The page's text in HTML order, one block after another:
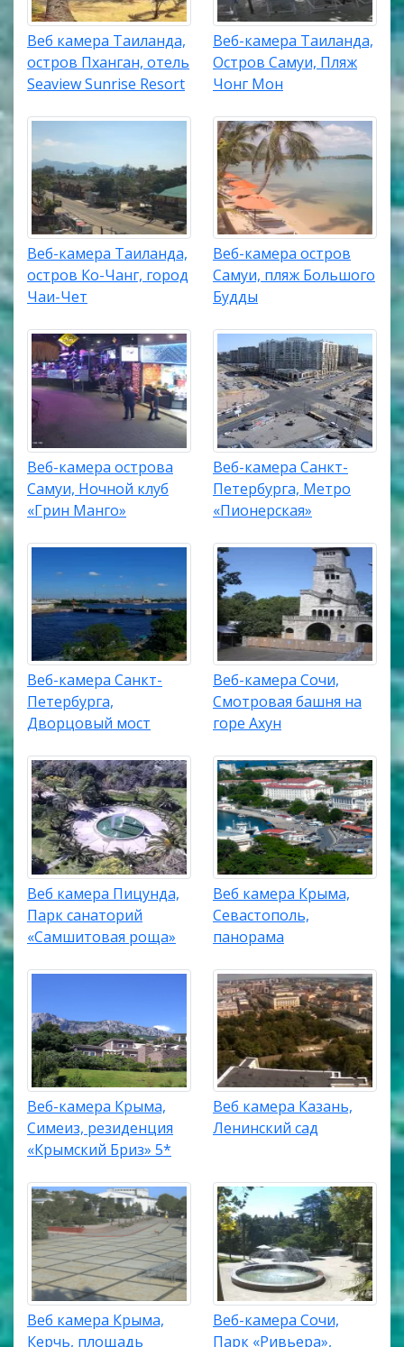
Веб камера Таиланда,
остров Пханган, отель
Seaview Sunrise Resort
Веб-камера Таиланда,
Остров Самуи, Пляж
Чонг Мон
Веб-камера Таиланда,
остров Ко-Чанг, город
Чаи-Чет
Веб-камера остров
Самуи, пляж Большого
Будды
Веб-камера острова
Самуи, Ночной клуб
«Грин Манго»
Веб-камера Санкт-
Петербурга, Метро
«Пионерская»
Веб-камера Санкт-
Петербурга,
Дворцовый мост
Веб-камера Сочи,
Смотровая башня на
горе Ахун
Веб камера Пицунда,
Парк санаторий
«Самшитовая роща»
Веб камера Крыма,
Севастополь,
панорама
Веб-камера Крыма,
Симеиз, резиденция
«Крымский Бриз» 5*
Веб камера Казань,
Ленинский сад
Веб камера Крыма,
Керчь, площадь
Веб-камера Сочи,
Парк «Ривьера»,